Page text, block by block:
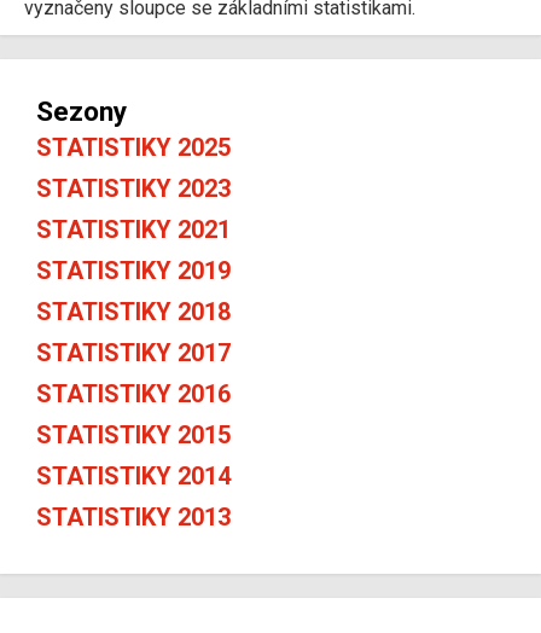
vyznačeny sloupce se základními statistikami.
Sezony
STATISTIKY 2025
STATISTIKY 2023
STATISTIKY 2021
STATISTIKY 2019
STATISTIKY 2018
STATISTIKY 2017
STATISTIKY 2016
STATISTIKY 2015
STATISTIKY 2014
STATISTIKY 2013